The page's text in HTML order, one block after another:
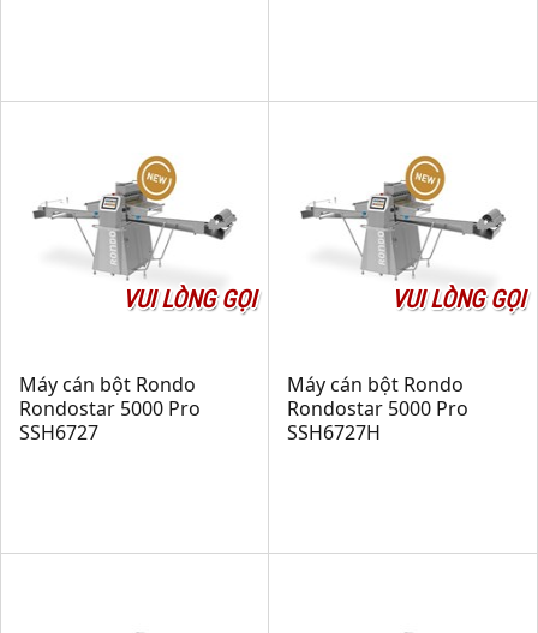
VUI LÒNG GỌI
Máy cán bột Rondo
Rondostar 5000 Pro
SSH6727
VUI LÒNG GỌI
Máy cán bột Rondo
Rondostar 5000 Pro
SSH6727H